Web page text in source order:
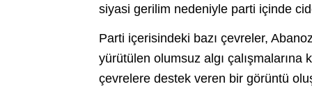
siyasi gerilim nedeniyle parti içinde
Parti içerisindeki bazı çevreler,
yürütülen olumsuz algı çalışmalarına
çevrelere destek veren bir görüntü